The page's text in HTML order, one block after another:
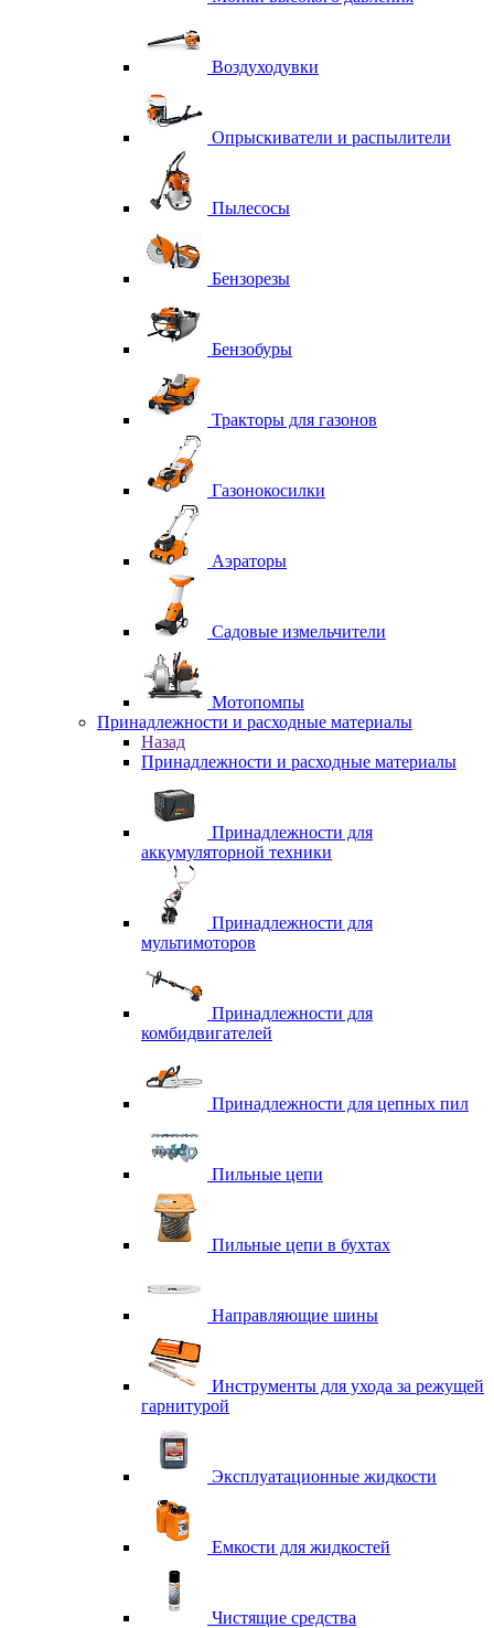
Воздуходувки
Опрыскиватели и распылители
Пылесосы
Бензорезы
Бензобуры
Тракторы для газонов
Газонокосилки
Аэраторы
Садовые измельчители
Мотопомпы
Принадлежности и расходные материалы
Назад
Принадлежности и расходные материалы
Принадлежности для
аккумуляторной техники
Принадлежности для
мультимоторов
Принадлежности для
комбидвигателей
Принадлежности для цепных пил
Пильные цепи
Пильные цепи в бухтах
Направляющие шины
Инструменты для ухода за режущей
гарнитурой
Эксплуатационные жидкости
Емкости для жидкостей
Чистящие средства